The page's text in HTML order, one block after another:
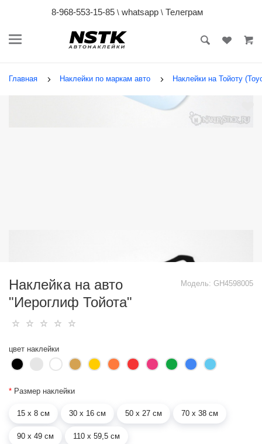
8-968-553-15-85 \ whatsapp\ Телеграм
Главная Наклейки по маркам авто Наклейки на Тойоту
Модель: GH4598005
Наклейка на авто
"Иероглиф Тойота"
цвет наклейки
* Размер наклейки
15 х 8 см 30 х 16 см 50 х 27 см 70 х 38 см
90 х 49 см 110 х 59,5 см